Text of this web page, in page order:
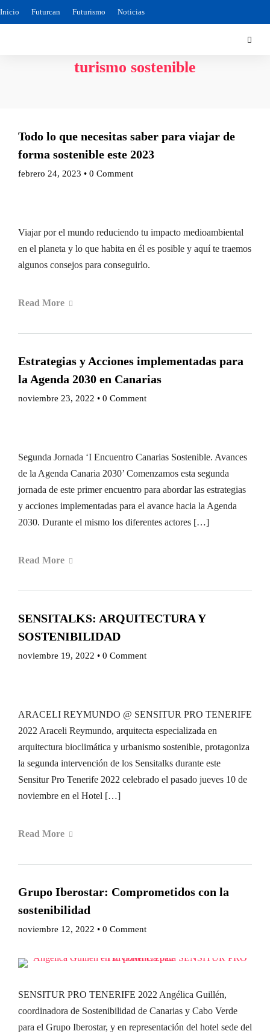
Inicio Futurcan Futurismo Noticias
turismo sostenible
Todo lo que necesitas saber para viajar de
forma sostenible este 2023
febrero 24, 2023 • 0 Comment
Viajar por el mundo reduciendo tu impacto medioambiental
en el planeta y lo que habita en él es posible y aquí te traemos
algunos consejos para conseguirlo.
Read More
Estrategias y Acciones implementadas para
la Agenda 2030 en Canarias
noviembre 23, 2022 • 0 Comment
Segunda Jornada ‘I Encuentro Canarias Sostenible. Avances
de la Agenda Canaria 2030’ Comenzamos esta segunda
jornada de este primer encuentro para abordar las estrategias
y acciones implementadas para el avance hacia la Agenda
2030. Durante el mismo los diferentes actores […]
Read More
SENSITALKS: ARQUITECTURA Y
SOSTENIBILIDAD
noviembre 19, 2022 • 0 Comment
ARACELI REYMUNDO @ SENSITUR PRO TENERIFE
2022 Araceli Reymundo, arquitecta especializada en
arquitectura bioclimática y urbanismo sostenible, protagoniza
la segunda intervención de los Sensitalks durante este
Sensitur Pro Tenerife 2022 celebrado el pasado jueves 10 de
noviembre en el Hotel […]
Read More
Grupo Iberostar: Comprometidos con la
sostenibilidad
noviembre 12, 2022 • 0 Comment
SENSITUR PRO TENERIFE 2022 Angélica Guillén,
coordinadora de Sostenibilidad de Canarias y Cabo Verde
para el Grupo Iberostar, y en representación del hotel sede del